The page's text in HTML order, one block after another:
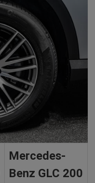
Mercedes-
Benz GLC 200